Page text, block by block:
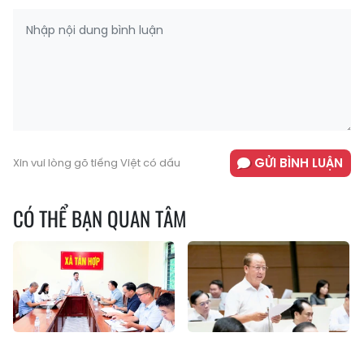
Xin vui lòng gõ tiếng Việt có dấu GỬI BÌNH LUẬN
CÓ THỂ BẠN QUAN TÂM